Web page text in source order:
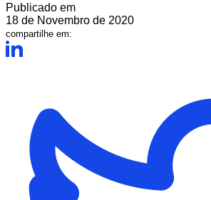
Publicado em
18 de Novembro de 2020
compartilhe em: